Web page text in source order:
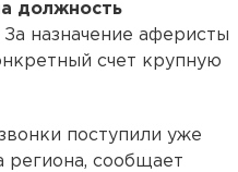
должность
За назначение аферисты
счет крупную
поступили уже
региона, сообщает